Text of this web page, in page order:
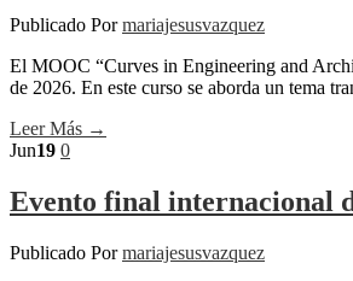
Publicado Pormariajesusvazquez
El MOOC “Curves in Engineering and
de 2026. En este curso se aborda un tema
Leer Más →
Jun19 0
Evento final internacional
Publicado Pormariajesusvazquez